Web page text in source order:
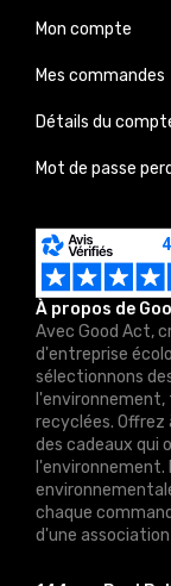
À propos de
Avec Good Act,
d'entreprise
sélectionnons
recyclées.
des cadeaux qui
l'environnement.
chaque
d'une association
Mon compte
Mes commandes
Détails du
Mot de passe